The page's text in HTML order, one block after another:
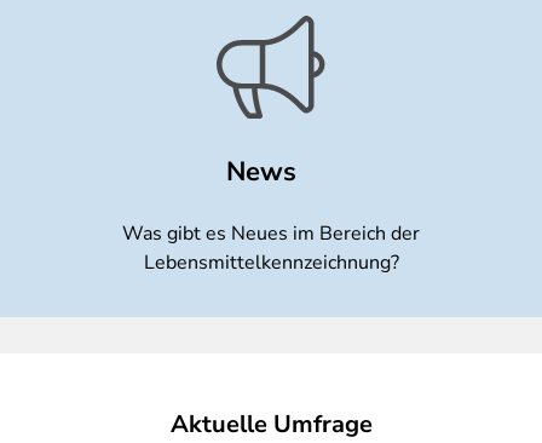
News
Was gibt es Neues im Bereich der
Lebensmittelkennzeichnung?
Aktuelle Umfrage